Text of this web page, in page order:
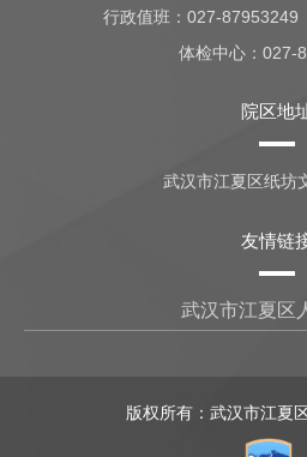
行政值班：027-87953249
体检中心：027-
院区地
武汉市江夏区纸坊
友情链
武汉市江夏区
版权所有：武汉市江夏